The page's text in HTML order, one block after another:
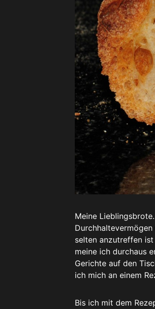
Meine
selten anzutreffen
meine ich durchaus
Gerichte auf den
ich mich an einem
Bis ich mit dem